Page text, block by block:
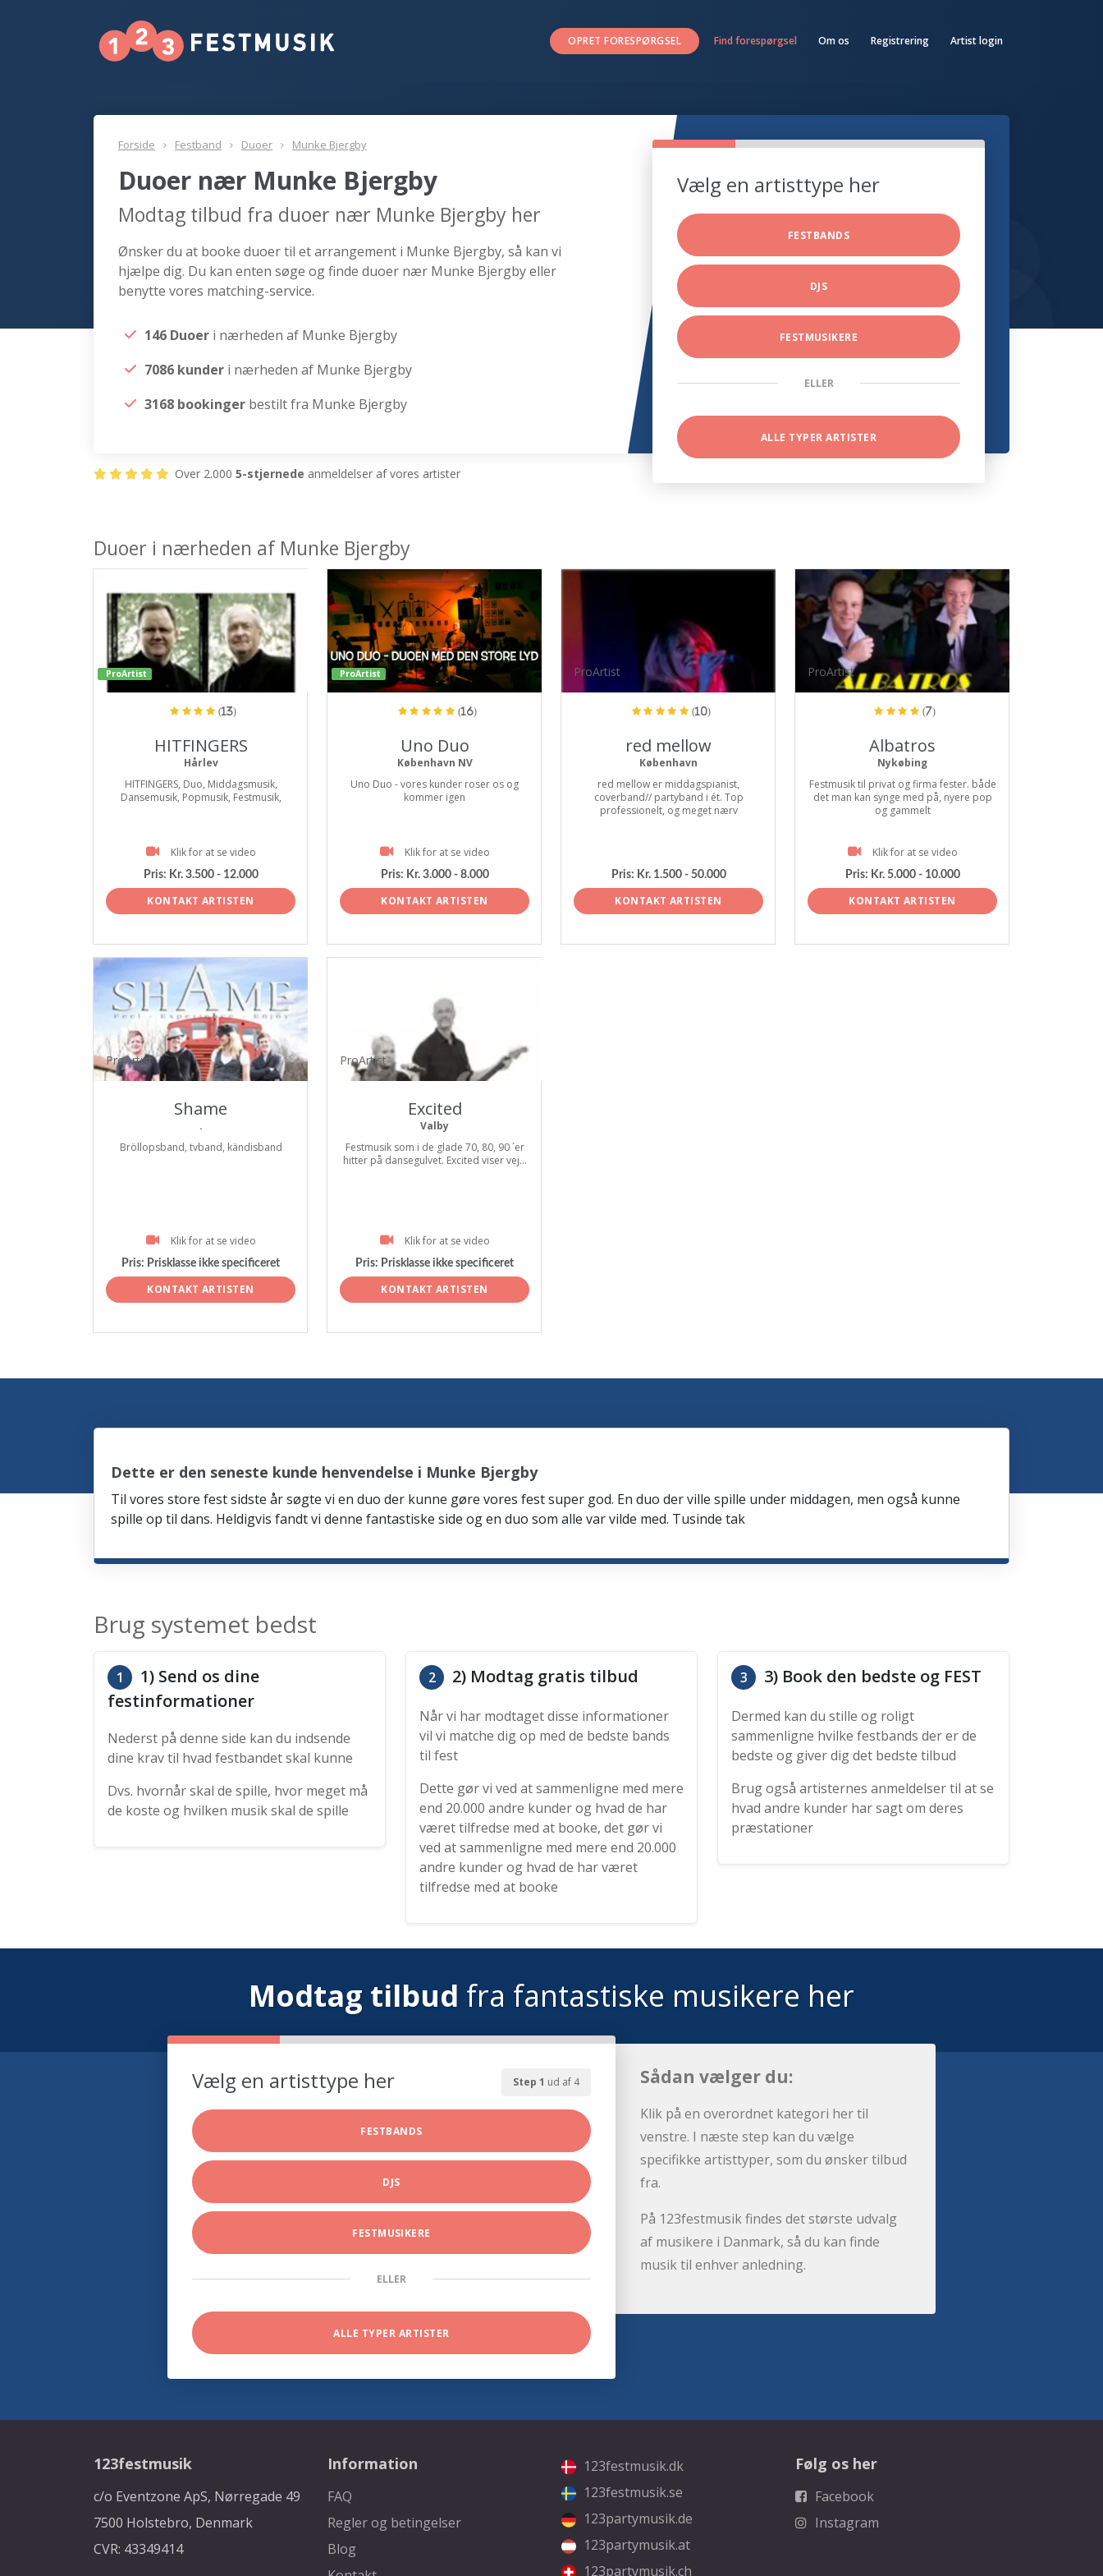
OPRET FORESPØRGSEL Find forespørgsel Om os Registrering Artist login
Forside Festband Duoer Munke Bjergby
Duoer nær Munke Bjergby
Modtag tilbud fra duoer nær Munke Bjergby her
Ønsker du at booke duoer til et arrangement i Munke Bjergby, så kan vi
hjælpe dig. Du kan enten søge og finde duoer nær Munke Bjergby eller
benytte vores matching-service.
146 Duoer i nærheden af Munke Bjergby
7086 kunder i nærheden af Munke Bjergby
3168 bookinger bestilt fra Munke Bjergby
Vælg en artisttype her
FESTBANDS
DJS
FESTMUSIKERE
ELLER
ALLE TYPER ARTISTER
Over 2.000 5-stjernede anmeldelser af vores artister
Duoer i nærheden af Munke Bjergby
ProArtist
(13)
HITFINGERS
Hårlev
HITFINGERS, Duo, Middagsmusik,
Dansemusik, Popmusik, Festmusik,
Klik for at se video
Pris: Kr. 3.500 - 12.000
KONTAKT ARTISTEN
ProArtist
(16)
Uno Duo
København NV
Uno Duo - vores kunder roser os og
kommer igen
Klik for at se video
Pris: Kr. 3.000 - 8.000
KONTAKT ARTISTEN
ProArtist
(10)
red mellow
København
red mellow er middagspianist,
coverband// partyband i ét. Top
professionelt, og meget nærv
Pris: Kr. 1.500 - 50.000
KONTAKT ARTISTEN
ProArtist
(7)
Albatros
Nykøbing
Festmusik til privat og firma fester. både
det man kan synge med på, nyere pop
og gammelt
Klik for at se video
Pris: Kr. 5.000 - 10.000
KONTAKT ARTISTEN
ProArtist
Shame
.
Bröllopsband, tvband, kändisband
Klik for at se video
Pris: Prisklasse ikke specificeret
KONTAKT ARTISTEN
ProArtist
Excited
Valby
Festmusik som i de glade 70, 80, 90 ´er
hitter på dansegulvet. Excited viser vej...
Klik for at se video
Pris: Prisklasse ikke specificeret
KONTAKT ARTISTEN
Dette er den seneste kunde henvendelse i Munke Bjergby
Til vores store fest sidste år søgte vi en duo der kunne gøre vores fest super god. En duo der ville spille under middagen, men også kunne
spille op til dans. Heldigvis fandt vi denne fantastiske side og en duo som alle var vilde med. Tusinde tak
Brug systemet bedst
1
1) Send os dine
festinformationer
Nederst på denne side kan du indsende
dine krav til hvad festbandet skal kunne
Dvs. hvornår skal de spille, hvor meget må
de koste og hvilken musik skal de spille
2 2) Modtag gratis tilbud
Når vi har modtaget disse informationer
vil vi matche dig op med de bedste bands
til fest
Dette gør vi ved at sammenligne med mere
end 20.000 andre kunder og hvad de har
været tilfredse med at booke, det gør vi
ved at sammenligne med mere end 20.000
andre kunder og hvad de har været
tilfredse med at booke
3 3) Book den bedste og FEST
Dermed kan du stille og roligt
sammenligne hvilke festbands der er de
bedste og giver dig det bedste tilbud
Brug også artisternes anmeldelser til at se
hvad andre kunder har sagt om deres
præstationer
Modtag tilbud fra fantastiske musikere her
Step 1 ud af 4
Vælg en artisttype her
FESTBANDS
DJS
FESTMUSIKERE
ELLER
ALLE TYPER ARTISTER
Sådan vælger du:
Klik på en overordnet kategori her til
venstre. I næste step kan du vælge
specifikke artisttyper, som du ønsker tilbud
fra.
På 123festmusik findes det største udvalg
af musikere i Danmark, så du kan finde
musik til enhver anledning.
123festmusik
c/o Eventzone ApS, Nørregade 49
7500 Holstebro, Denmark
CVR: 43349414
Information
FAQ
Regler og betingelser
Blog
123festmusik.dk
123festmusik.se
123partymusik.de
123partymusik.at
123partymusik.ch
Følg os her
Facebook
Instagram